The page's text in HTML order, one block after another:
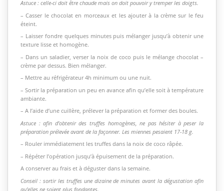
Astuce : celle-ci doit être chaude mais on doit pouvoir y tremper les doigts.
– Casser le chocolat en morceaux et les ajouter à la crème sur le feu
éteint.
– Laisser fondre quelques minutes puis mélanger jusqu’à obtenir une
texture lisse et homogène.
– Dans un saladier, verser la noix de coco puis le mélange chocolat –
crème par dessus. Bien mélanger.
– Mettre au réfrigérateur 4h minimum ou une nuit.
– Sortir la préparation un peu en avance afin qu’elle soit à température
ambiante.
– A l’aide d’une cuillère, prélever la préparation et former des boules.
Astuce : afin d’obtenir des truffes homogènes, ne pas hésiter à peser la
préparation prélevée avant de la façonner. Les miennes pesaient 17-18 g.
– Rouler immédiatement les truffes dans la noix de coco râpée.
– Répéter l’opération jusqu’à épuisement de la préparation.
A conserver au frais et à déguster dans la semaine.
Conseil : sortir les truffes une dizaine de minutes avant la dégustation afin
qu’elles ne soient plus fondantes.